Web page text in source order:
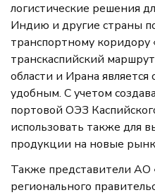
логистические решения
Индию и другие страны
транспортному коридору
транскаспийский
области и Ирана
удобным. С учетом
портовой ОЭЗ
использовать также для
продукции на новые
Также представители АО
регионального